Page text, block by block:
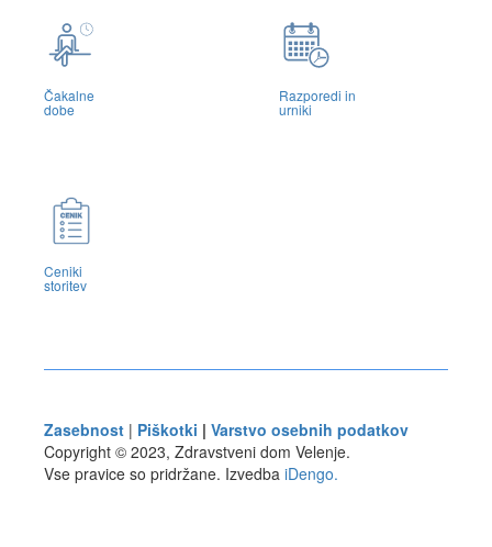
Čakalne
dobe
Razporedi in
urniki
Ceniki
storitev
Zasebnost | Piškotki | Varstvo osebnih podatkov
Copyright © 2023, Zdravstveni dom Velenje.
Vse pravice so pridržane. Izvedba iDengo.